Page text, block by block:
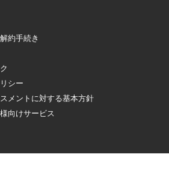
約手続き
シー
メントに対する基本方針
向けサービス